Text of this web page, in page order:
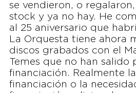
se vendieron, o
stock y ya no hay. He
al 25 aniversario que
La Orquesta tiene ahora
discos grabados con el
Temes que no han salido
financiación. Realmente
financiación o la